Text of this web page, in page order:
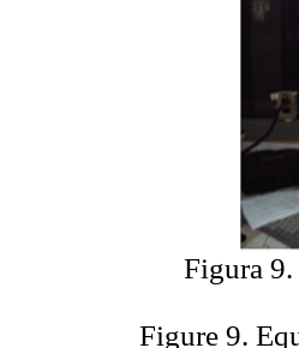
Figura
Figure 9.